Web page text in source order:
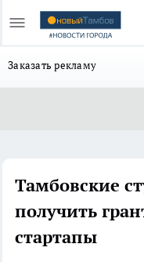
Заказать рекламу
Тамбовские
получить
стартапы